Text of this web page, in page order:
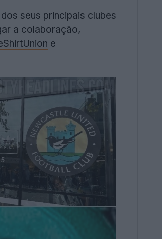
seus principais clubes
a colaboração,
e